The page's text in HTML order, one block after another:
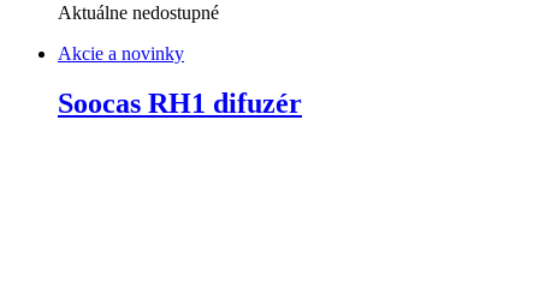
Aktuálne nedostupné
Akcie a novinky
Soocas RH1 difuzér